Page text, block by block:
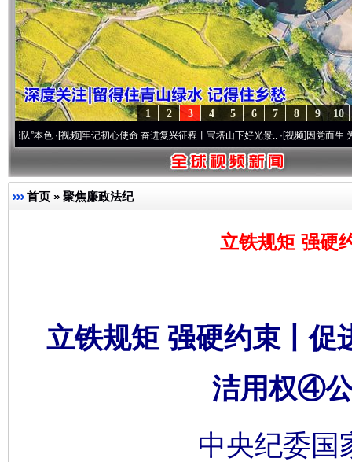
10
9
8
7
6
5
4
3
2
1
·[视频]牢记初心使命 奋进复兴征程丨宝塔山下好光景..·[视频]因党而生 为党而战——
首页 » 聚焦廉政法纪
立铁规矩 强硬
立铁规矩 强硬约束丨促
洁用权④
中央纪委国